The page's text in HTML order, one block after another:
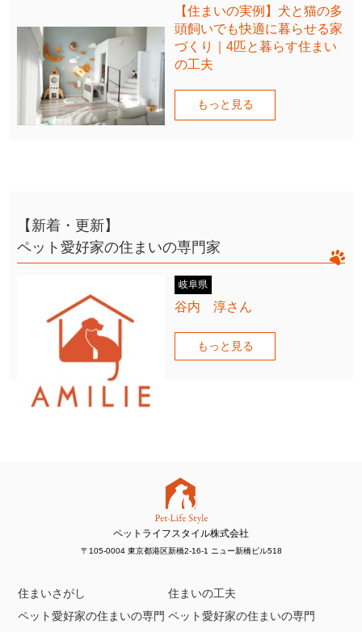
【住まいの実例】犬と猫の多
頭飼いでも快適に暮らせる家
づくり｜4匹と暮らす住まい
の工夫
もっと見る
【新着・更新】
ペット愛好家の住まいの専門家
岐阜県
谷内 淳さん
もっと見る
ペットライフスタイル株式会社
〒105-0004 東京都港区新橋2-16-1 ニュー新橋ビル518
住まいさがし
住まいの工夫
ペット愛好家の住まいの専門 ペット愛好家の住まいの専門